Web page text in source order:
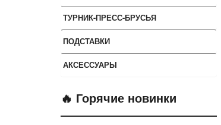
ТУРНИК-ПРЕСС-БРУСЬЯ
ПОДСТАВКИ
АКСЕССУАРЫ
🔥 Горячие новинки